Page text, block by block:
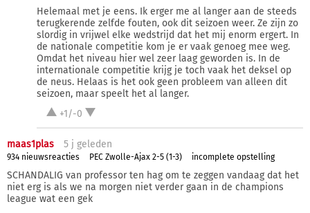
Helemaal met je eens. Ik erger me al langer aan de steeds
terugkerende zelfde fouten, ook dit seizoen weer. Ze zijn zo
slordig in vrijwel elke wedstrijd dat het mij enorm ergert. In
de nationale competitie kom je er vaak genoeg mee weg.
Omdat het niveau hier wel zeer laag geworden is. In de
internationale competitie krijg je toch vaak het deksel op
de neus. Helaas is het ook geen probleem van alleen dit
seizoen, maar speelt het al langer.
+1/-0
maas1plas 5 j geleden
934 nieuwsreacties PEC Zwolle-Ajax 2-5 (1-3) incomplete opstelling
SCHANDALIG van professor ten hag om te zeggen vandaag dat het
niet erg is als we na morgen niet verder gaan in de champions
league wat een gek